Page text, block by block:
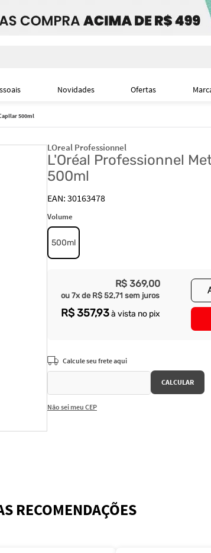
Novidades Ofertas
500ml
LOreal Professionnel
L'Oréal Professionnel
500ml
30163478
Volume
500ml
R$ 369,00
ou 7x de R$ 52,71 sem juros
R$357,93à vista no pix
Não sei meu CEP
RECOMENDAÇÕES